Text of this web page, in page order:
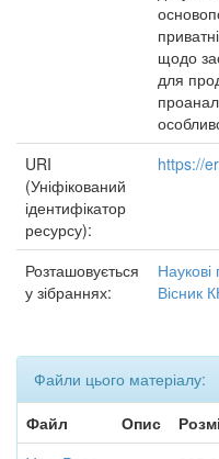
щодо
для
URI
(Уніфікований
ідентифікатор
ресурсу):
https://
Розташовується
у зібраннях:
Наукові
Вісник
Файли цього матеріалу:
Файл
Опис